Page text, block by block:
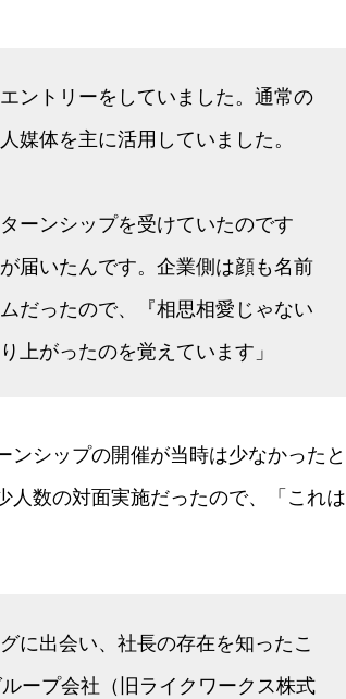
ントリーをしていました。通常の
媒体を主に活用していました。
ーンシップを受けていたのです
届いたんです。企業側は顔も名前
だったので、『相思相愛じゃない
上がったのを覚えています」
シップの開催が当時は少なかったと
数の対面実施だったので、「これは
に出会い、社長の存在を知ったこ
ープ会社（旧ライクワークス株式